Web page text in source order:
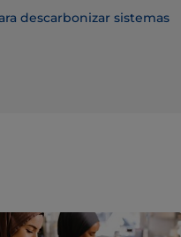
descarbonizar sistemas